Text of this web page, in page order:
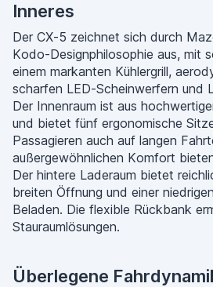
Inneres
Der CX-5 zeichnet sich durch
Kodo-Designphilosophie aus, mit
einem markanten Kühlergrill,
scharfen LED-Scheinwerfern und
Der Innenraum ist aus
und bietet fünf ergonomische
Passagieren auch auf langen
außergewöhnlichen Komfort
Der hintere Laderaum bietet
breiten Öffnung und einer
Beladen. Die flexible Rückbank
Stauraumlösungen.
Überlegene